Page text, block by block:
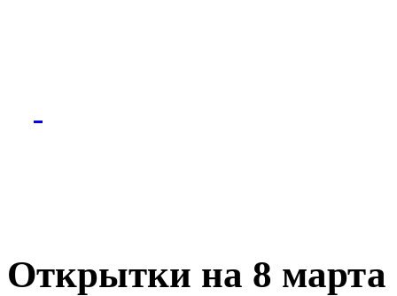
Открытки на 8 марта